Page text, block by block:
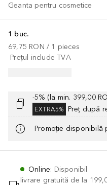
Geanta pentru cosmetice
1 buc.
69,75 RON / 1 pieces
Prețul include TVA
-5% (la min. 399,00
EXTRA5% Preț după
Promoție disponibilă
Online: Disponibil
livrare gratuită de la